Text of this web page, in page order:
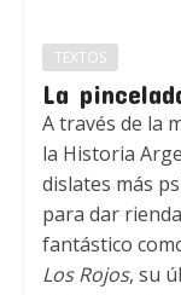
TEXTOS
La
A través de la
la Historia
dislates más
para dar
fantástico
Los Rojos, su